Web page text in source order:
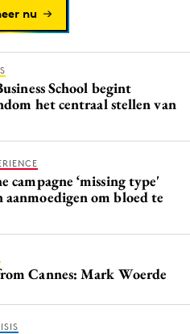
nu
School begint
het centraal stellen van
campagne ‘missing type'
aanmoedigen om bloed te
Cannes: Mark Woerde